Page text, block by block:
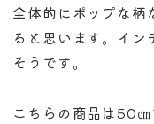
全体的にポップな柄
ると思います。イン
そうです。
こちらの商品は50